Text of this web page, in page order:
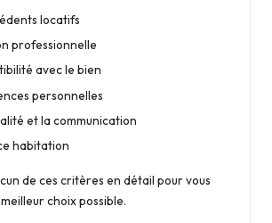
locatifs
professionnelle
avec le bien
personnelles
et la communication
habitation
de ces critères en détail pour vous
choix possible.